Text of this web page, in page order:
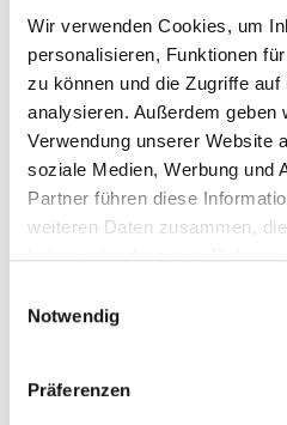
Wir verwenden Cookies, um
personalisieren, Funktionen
zu können und die Zugriffe
analysieren. Außerdem geben
Verwendung unserer Website
soziale Medien, Werbung und
Partner führen diese
weiteren Daten zusammen,
haben oder die sie im
Notwendig
Präferenzen
Rahmenbedingungen,
Arbeitsbedingungen für die
gestalten.“
Wachsende soziale
Menschen ohne Abschluss und
das Bildungssystem und seine
unter Druck. Gleichzeitig steht
ohne Abschluss verlassen oder
Anschluss finden, dann ist das
gesellschaftlicher